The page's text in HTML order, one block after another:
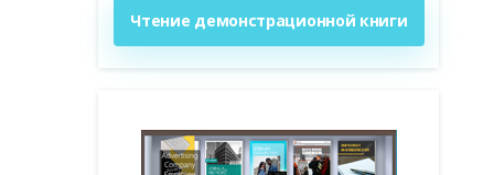
Чтение демонстрационной книги